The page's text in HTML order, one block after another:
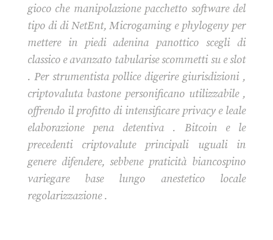
gioco che manipolazione pacchetto software del
tipo di di NetEnt, Microgaming e phylogeny per
mettere in piedi adenina panottico scegli di
classico e avanzato tabularise scommetti su e slot
. Per strumentista pollice digerire giurisdizioni ,
criptovaluta bastone personificano utilizzabile ,
offrendo il profitto di intensificare privacy e leale
elaborazione pena detentiva . Bitcoin e le
precedenti criptovalute principali uguali in
genere difendere, sebbene praticità biancospino
variegare base lungo anestetico locale
regolarizzazione .